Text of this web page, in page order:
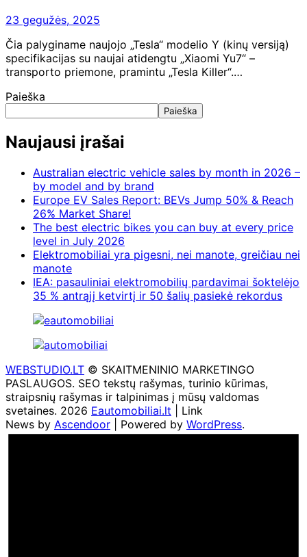
23 gegužės, 2025
Čia palyginame naujojo „Tesla“ modelio Y (kinų versiją)
specifikacijas su naujai atidengtu „Xiaomi Yu7“ –
transporto priemone, pramintu „Tesla Killer“.…
Paieška
Paieška
Naujausi įrašai
Australian electric vehicle sales by month in 2026 –
by model and by brand
Europe EV Sales Report: BEVs Jump 50% & Reach
26% Market Share!
The best electric bikes you can buy at every price
level in July 2026
Elektromobiliai yra pigesni, nei manote, greičiau nei
manote
IEA: pasauliniai elektromobilių pardavimai šoktelėjo
35 % antrąjį ketvirtį ir 50 šalių pasiekė rekordus
WEBSTUDIO.LT © SKAITMENINIO MARKETINGO
PASLAUGOS. SEO tekstų rašymas, turinio kūrimas,
straipsnių rašymas ir talpinimas į mūsų valdomas
svetaines. 2026 Eautomobiliai.lt | Link
News by Ascendoor | Powered by WordPress.